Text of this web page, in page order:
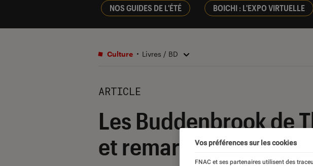
NOS GUIDES DE L'ÉTÉ BOICHI : L'EXPO VIRTUELLE
Culture Livres / BD
ARTICLE
Les Buddenbrook de
et remarquable roman !
Vos préférences sur les cookies
FNAC et ses partenaires utilisent des